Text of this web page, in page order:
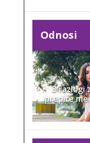
Odnosi
3 razlogi
prepire